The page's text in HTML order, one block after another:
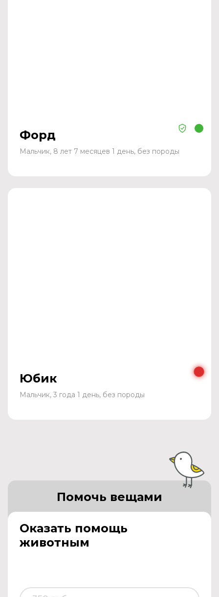
Форд
Мальчик, 8 лет 7 месяцев 1 день, без породы
Юбик
Мальчик, 3 года 1 день, без породы
Оказать помощь
животным
Помочь вещами